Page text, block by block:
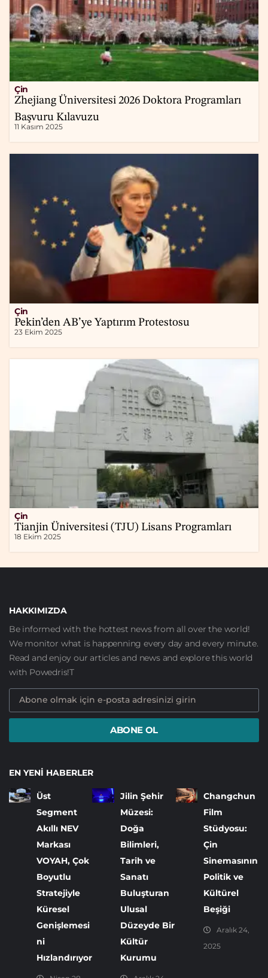
Çin
Zhejiang Üniversitesi 2026 Doktora Programları
Başvuru Kılavuzu
11 Kasım 2025
Çin
Pekin’den AB’ye Yaptırım Protestosu
23 Ekim 2025
Çin
Tianjin Üniversitesi (TJU) Lisans Programları
18 Ekim 2025
HAKKIMIZDA
Be informed with the hottest news from all over the world!
We monitor what is happenning every day and every minute.
Read and enjoy our articles and news and explore this world
with Powedris!T
ABONE OL
EN YENI HABERLER
Üst
Segment
Akıllı NEV
Markası
VOYAH, Çok
Boyutlu
Stratejiyle
Küresel
Genişlemesi
ni
Hızlandırıyor
Jilin Şehir
Müzesi:
Doğa
Bilimleri,
Tarih ve
Sanatı
Buluşturan
Ulusal
Düzeyde Bir
Kültür
Kurumu
Changchun
Film
Stüdyosu:
Çin
Sinemasının
Politik ve
Kültürel
Beşiği
Aralık 24,
2025